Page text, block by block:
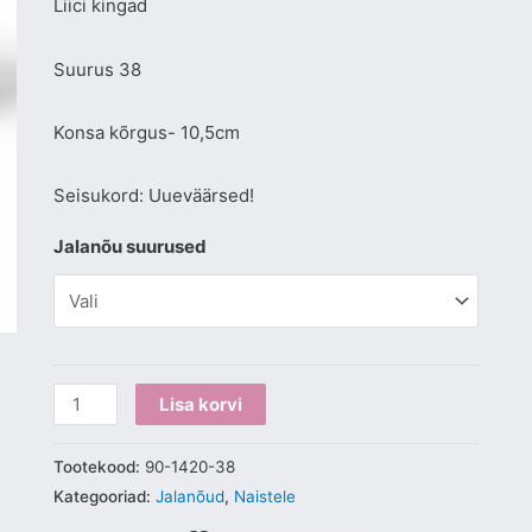
Liici kingad
Suurus 38
Konsa kõrgus- 10,5cm
Seisukord: Uueväärsed!
Jalanõu suurused
Lisa korvi
Tootekood: 90-1420-38
Kategooriad: Jalanõud, Naistele